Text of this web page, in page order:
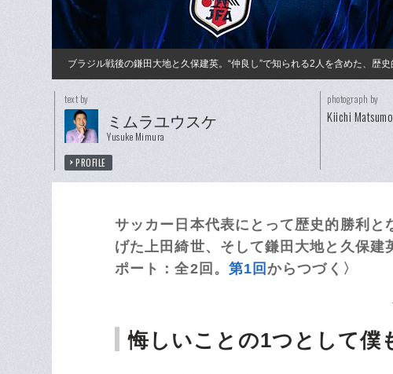
ブラジル戦後の鎌田大地と久保建英。“仲良し”で知られる2人を含めた、歴
text by
ミムラユウスケ
Yusuke Mimura
PROFILE
photograph by
Kiichi
サッカー日本代表にとって歴史的勝利
げた上田綺世、そして鎌田大地と久保
ポート：全2回。 第1回からつづく〉
悔しいことの1つとして僕